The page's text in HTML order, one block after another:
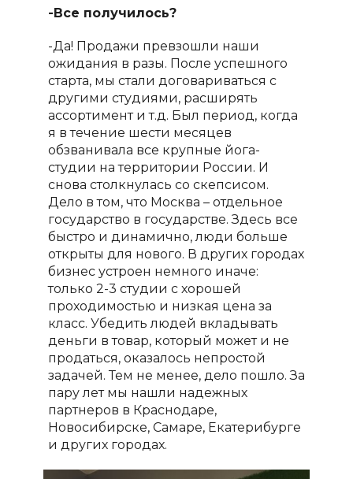
-Все получилось?
-Да! Продажи превзошли наши
ожидания в разы. После успешного
старта, мы стали договариваться с
другими студиями, расширять
ассортимент и т.д. Был период, когда
я в течение шести месяцев
обзванивала все крупные йога-
студии на территории России. И
снова столкнулась со скепсисом.
Дело в том, что Москва – отдельное
государство в государстве. Здесь все
быстро и динамично, люди больше
открыты для нового. В других городах
бизнес устроен немного иначе:
только 2-3 студии c хорошей
проходимостью и низкая цена за
класс. Убедить людей вкладывать
деньги в товар, который может и не
продаться, оказалось непростой
задачей. Тем не менее, дело пошло. За
пару лет мы нашли надежных
партнеров в Краснодаре,
Новосибирске, Самаре, Екатерибурге
и других городах.